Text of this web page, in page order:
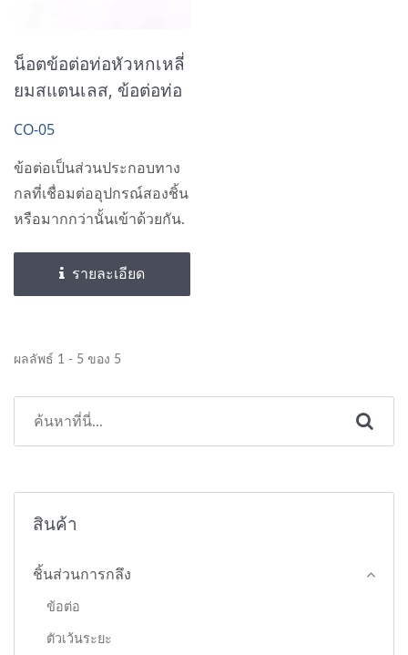
น็อตข้อต่อท่อหัวหกเหลี่
ยมสแตนเลส, ข้อต่อท่อ
CO-05
ข้อต่อเป็นส่วนประกอบทาง
กลที่เชื่อมต่ออุปกรณ์สองชิ้น
หรือมากกว่านั้นเข้าด้วยกัน.
รายละเอียด
ผลลัพธ์ 1 - 5 ของ 5
สินค้า
ชิ้นส่วนการกลึง
ข้อต่อ
ตัวเว้นระยะ